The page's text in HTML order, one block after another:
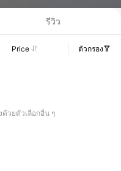
รีวิว
Price ตัวกรอง
วยตัวเลือกอื่น ๆ